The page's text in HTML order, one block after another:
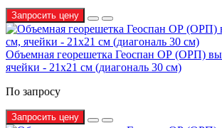
Запросить цену
Объемная георешетка Геоспан ОР (ОРП)
ячейки - 21х21 см (диагональ 30 см)
По запросу
Запросить цену